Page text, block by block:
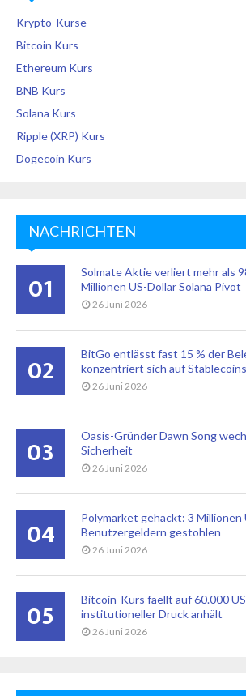
Krypto-Kurse
Bitcoin Kurs
Ethereum Kurs
BNB Kurs
Solana Kurs
Ripple (XRP) Kurs
Dogecoin Kurs
NACHRICHTEN
01
Solmate Aktie verliert mehr als
Millionen US-Dollar Solana Pivot
26 Juni 2026
02
BitGo entlässt fast 15 % der
konzentriert sich auf
26 Juni 2026
03
Oasis-Gründer Dawn Song
Sicherheit
26 Juni 2026
04
Polymarket gehackt: 3 Millionen
Benutzergeldern gestohlen
26 Juni 2026
05
Bitcoin-Kurs faellt auf 60.000
institutioneller Druck anhält
26 Juni 2026